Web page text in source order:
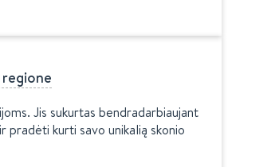
Jis sukurtas bendradarbiaujant
pradėti kurti savo unikalią skonio